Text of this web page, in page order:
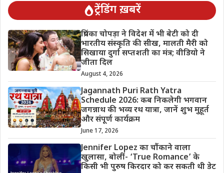
ट्रेंडिंग ख़बरें
प्रियंका चोपड़ा ने विदेश में भी बेटी को दी
भारतीय संस्कृति की सीख, मालती मैरी को
सिखाया दुर्गा सप्तशती का मंत्र; वीडियो ने
जीता दिल
August 4, 2026
Jagannath Puri Rath Yatra
Schedule 2026: कब निकलेगी भगवान
जगन्नाथ की भव्य रथ यात्रा, जानें शुभ मुहूर्त
और संपूर्ण कार्यक्रम
June 17, 2026
Jennifer Lopez का चौंकाने वाला
खुलासा, बोलीं- ‘True Romance’ के
किसी भी पुरुष किरदार को कर सकती थी डेट